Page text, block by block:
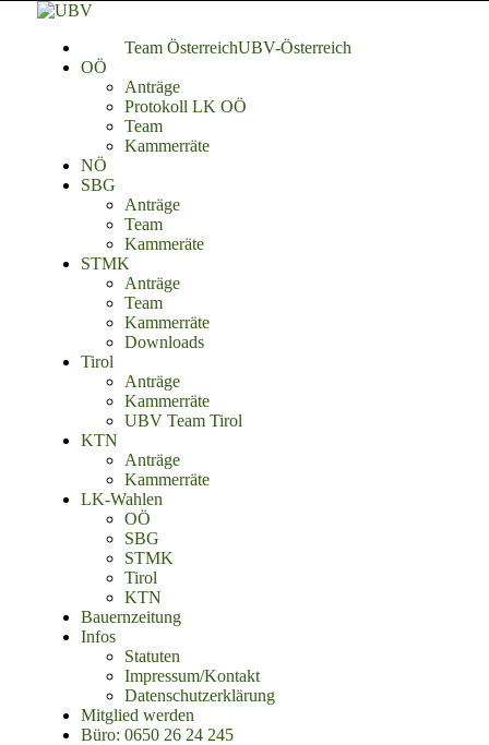
UBV-Österreich
Team Österreich
OÖ
Anträge
Protokoll LK OÖ
Team
Kammerräte
NÖ
SBG
Anträge
Team
Kammeräte
STMK
Anträge
Team
Kammerräte
Downloads
Tirol
Anträge
Kammerräte
UBV Team Tirol
KTN
Anträge
Kammerräte
LK-Wahlen
OÖ
SBG
STMK
Tirol
KTN
Bauernzeitung
Infos
Statuten
Impressum/Kontakt
Datenschutzerklärung
Mitglied werden
Büro: 0650 26 24 245